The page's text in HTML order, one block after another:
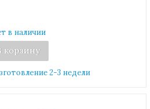
в наличии
корзину
2-3 недели